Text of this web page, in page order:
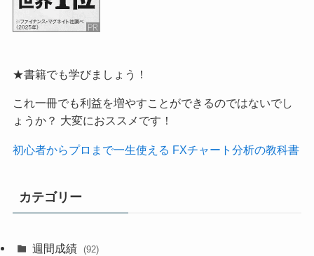
★書籍でも学びましょう！
これ一冊でも利益を増やすことができるのではないでし
ょうか？ 大変におススメです！
初心者からプロまで一生使える FXチャート分析の教科書
カテゴリー
週間成績 (92)